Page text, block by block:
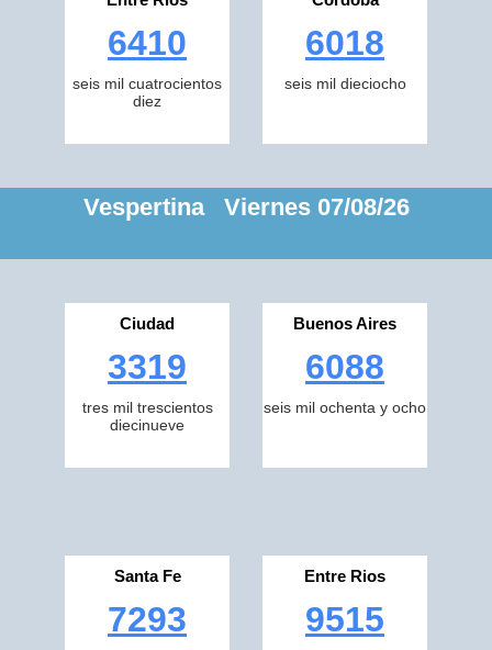
6410
seis mil cuatrocientos
diez
6018
seis mil dieciocho
Vespertina Viernes 07/08/26
Ciudad
3319
tres mil trescientos
diecinueve
Buenos Aires
6088
seis mil ochenta y ocho
Santa Fe
7293
Entre Rios
9515